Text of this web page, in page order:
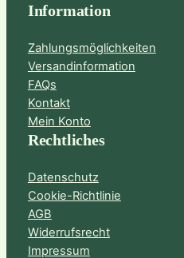
Information
Zahlungsmöglichkeiten
Versandinformation
FAQs
Kontakt
Mein Konto
Rechtliches
Datenschutz
Cookie-Richtlinie
AGB
Widerrufsrecht
Impressum